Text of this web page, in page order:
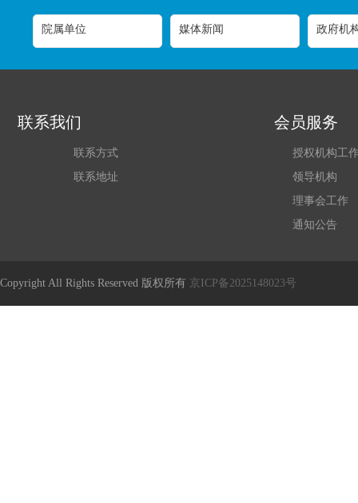
联系我们
联系方式
联系地址
会员服务
授权机构工
领导机构
理事会工作
通知公告
Copyright All Rights Reserved 版权所有 京ICP备2025148023号